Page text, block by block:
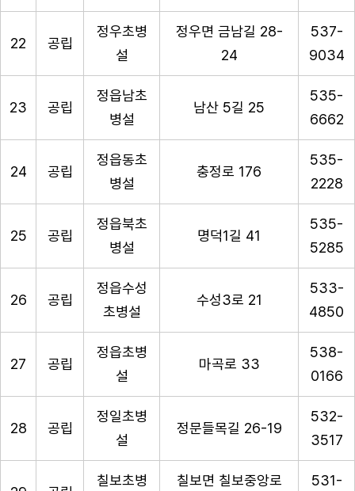
22 공립
정우초병
설
정우면 금남길 28-
24
537-
9034
23 공립
정읍남초
병설
남산 5길 25
535-
6662
24 공립
정읍동초
병설
충정로 176
535-
2228
25 공립
정읍북초
병설
명덕1길 41
535-
5285
26 공립
정읍수성
초병설
수성3로 21
533-
4850
27 공립
정읍초병
설
마곡로 33
538-
0166
28 공립
정일초병
설
정문들목길 26-19
532-
3517
칠보초병
칠보면 칠보중앙로
531-